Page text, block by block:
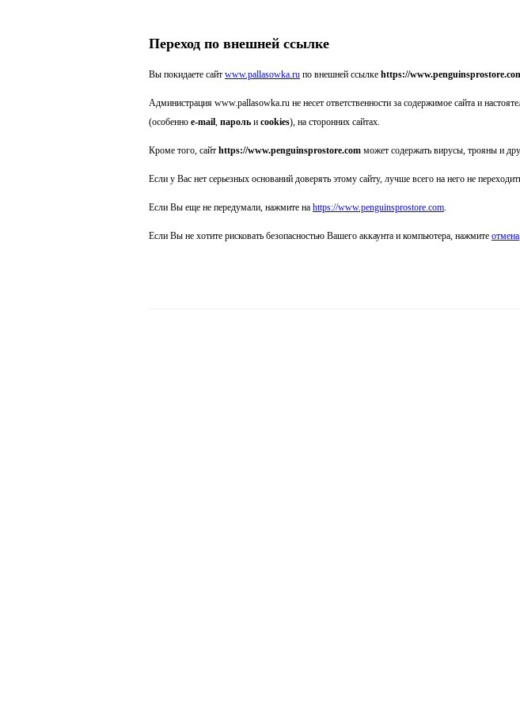
Переход по внешней ссылке
Вы покидаете сайт www.pallasowka.ru по внешней ссылке https://
Администрация www.pallasowka.ru не несет ответственности за содержимое сайта и
(особенно e-mail, пароль и cookies), на сторонних сайтах.
Кроме того, сайт https://www.penguinsprostore.com может содержать вирусы, трояны и
Если у Вас нет серьезных оснований доверять этому сайту, лучше всего на него не
Если Вы еще не передумали, нажмите на https://www.penguinsprostore.com.
Если Вы не хотите рисковать безопасностью Вашего аккаунта и компьютера, нажмите отмена